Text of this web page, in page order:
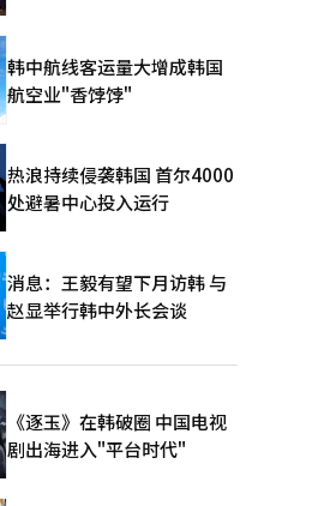
韩中航线客运量大增成韩国
航空业"香饽饽"
热浪持续侵袭韩国 首尔4000
处避暑中心投入运行
消息：王毅有望下月访韩 与
赵显举行韩中外长会谈
《逐玉》在韩破圈 中国电视
剧出海进入"平台时代"